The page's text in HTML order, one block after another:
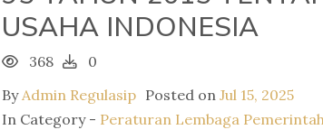
USAHA INDONESIA
368
0
ByAdmin Regulasip Posted on Jul 15, 2025
In Category - Peraturan Lembaga